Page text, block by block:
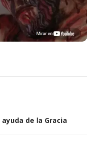
de la Gracia